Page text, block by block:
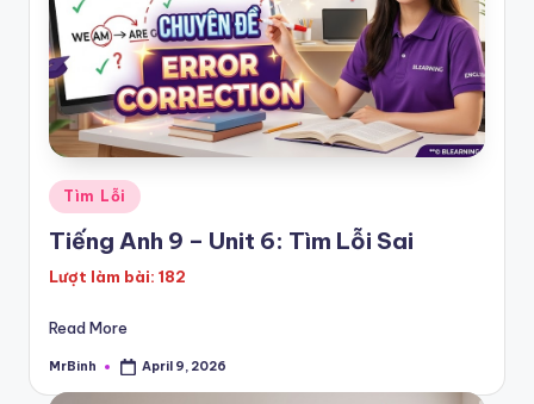
Posted
in
Tìm Lỗi
Tiếng Anh 9 – Unit 6: Tìm Lỗi Sai
Lượt làm bài: 182
Read More
Posted
MrBinh April 9, 2026